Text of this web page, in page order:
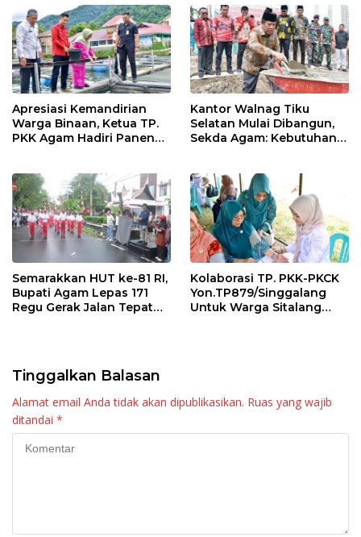
Apresiasi Kemandirian
Warga Binaan, Ketua TP.
PKK Agam Hadiri Panen
Kantor Walnag Tiku
Selatan Mulai Dibangun,
Sekda Agam: Kebutuhan
Semarakkan HUT ke-81 RI,
Bupati Agam Lepas 171
Regu Gerak Jalan Tepat
Kolaborasi TP. PKK-PKCK
Yon.TP879/Singgalang
Untuk Warga Sitalang
Tinggalkan Balasan
Alamat email Anda tidak akan dipublikasikan. Ruas yang wajib
ditandai *